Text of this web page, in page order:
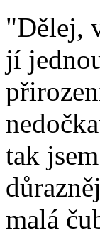
"Dělej,
jí
tak
malá